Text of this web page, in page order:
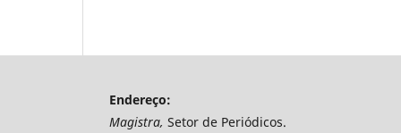
Endereço:
Magistra, Setor de Periódicos.